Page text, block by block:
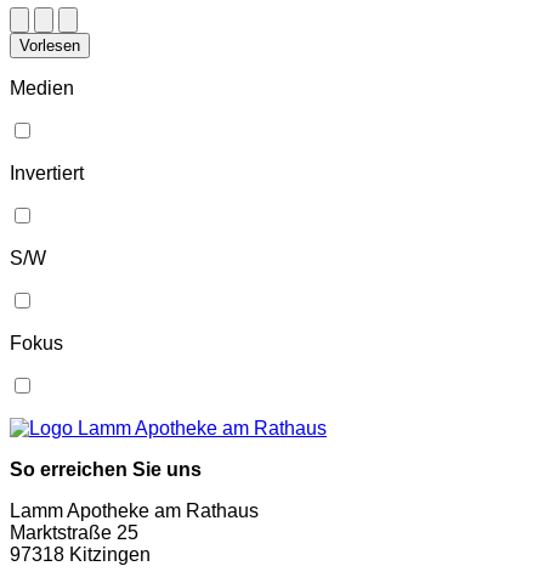
Vorlesen
Medien
Invertiert
S/W
Fokus
So erreichen Sie uns
Lamm Apotheke am Rathaus
Marktstraße 25
97318 Kitzingen